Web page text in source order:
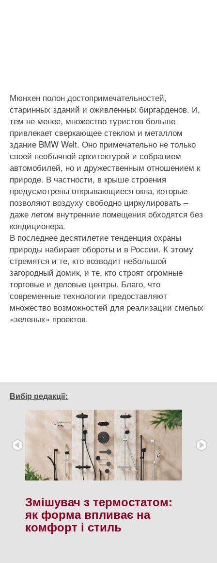
Мюнхен полон достопримечательностей,
старинных зданий и оживленных биргарденов. И,
тем не менее, множество туристов больше
привлекает сверкающее стеклом и металлом
здание BMW Welt. Оно примечательно не только
своей необычной архитектурой и собранием
автомобилей, но и дружественным отношением к
природе. В частности, в крыше строения
предусмотрены открывающиеся окна, которые
позволяют воздуху свободно циркулировать –
даже летом внутренние помещения обходятся без
кондиционера.
В последнее десятилетие тенденция охраны
природы набирает обороты и в России. К этому
стремятся и те, кто возводит небольшой
загородный домик, и те, кто строят огромные
торговые и деловые центры. Благо, что
современные технологии предоставляют
множество возможностей для реализации смелых
«зеленых» проектов.
Вибір редакції:
Змішувач з термостатом:
як форма впливає на
комфорт і стиль